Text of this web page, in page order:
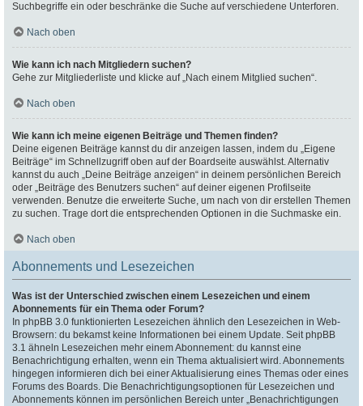
Suchbegriffe ein oder beschränke die Suche auf verschiedene Unterforen.
Nach oben
Wie kann ich nach Mitgliedern suchen?
Gehe zur Mitgliederliste und klicke auf „Nach einem Mitglied suchen“.
Nach oben
Wie kann ich meine eigenen Beiträge und Themen finden?
Deine eigenen Beiträge kannst du dir anzeigen lassen, indem du „Eigene
Beiträge“ im Schnellzugriff oben auf der Boardseite auswählst. Alternativ
kannst du auch „Deine Beiträge anzeigen“ in deinem persönlichen Bereich
oder „Beiträge des Benutzers suchen“ auf deiner eigenen Profilseite
verwenden. Benutze die erweiterte Suche, um nach von dir erstellen Themen
zu suchen. Trage dort die entsprechenden Optionen in die Suchmaske ein.
Nach oben
Abonnements und Lesezeichen
Was ist der Unterschied zwischen einem Lesezeichen und einem
Abonnements für ein Thema oder Forum?
In phpBB 3.0 funktionierten Lesezeichen ähnlich den Lesezeichen in Web-
Browsern: du bekamst keine Informationen bei einem Update. Seit phpBB
3.1 ähneln Lesezeichen mehr einem Abonnement: du kannst eine
Benachrichtigung erhalten, wenn ein Thema aktualisiert wird. Abonnements
hingegen informieren dich bei einer Aktualisierung eines Themas oder eines
Forums des Boards. Die Benachrichtigungsoptionen für Lesezeichen und
Abonnements können im persönlichen Bereich unter „Benachrichtigungen